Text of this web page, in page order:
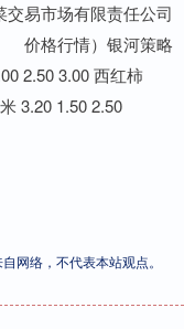
交易市场有限责任公司
价格行情）银河策略
2.50 3.00 西红柿
3.20 1.50 2.50
网络，不代表本站观点。